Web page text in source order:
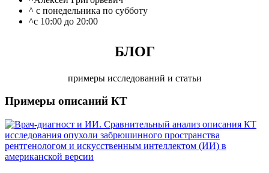
^ с понедельника по субботу
^с 10:00 до 20:00
БЛОГ
примеры исследований и статьи
Примеры описаний КТ